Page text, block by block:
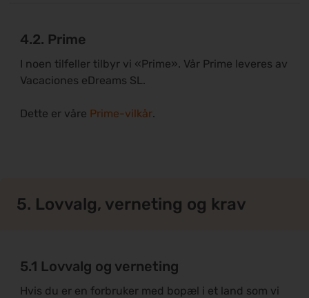
4.2. Prime
I noen tilfeller tilbyr vi «Prime». Vår Prime leveres av
Vacaciones eDreams SL.
Dette er våre Prime-vilkår.
5. Lovvalg, verneting og krav
5.1 Lovvalg og verneting
Hvis du er en forbruker med bopæl i et land som vi